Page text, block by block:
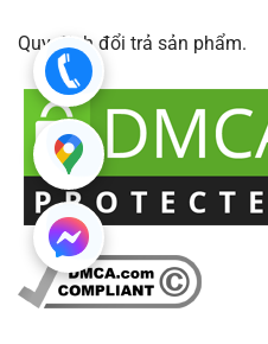
Quy định đổi trả sản phẩm.